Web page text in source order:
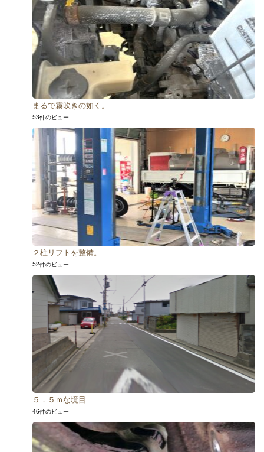
まるで霧吹きの如く。
53件のビュー
２柱リフトを整備。
52件のビュー
５．５ｍな境目
46件のビュー